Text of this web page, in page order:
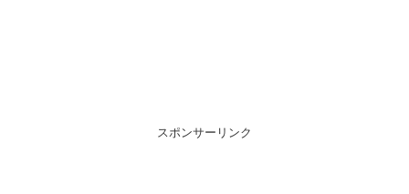
スポンサーリンク